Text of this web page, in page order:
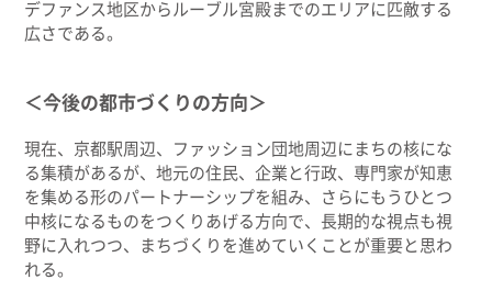
デファンス地区からルーブル宮殿までのエリアに匹敵する
広さである。
＜今後の都市づくりの方向＞
現在、京都駅周辺、ファッション団地周辺にまちの核にな
る集積があるが、地元の住民、企業と行政、専門家が知恵
を集める形のパートナーシップを組み、さらにもうひとつ
中核になるものをつくりあげる方向で、長期的な視点も視
野に入れつつ、まちづくりを進めていくことが重要と思わ
れる。